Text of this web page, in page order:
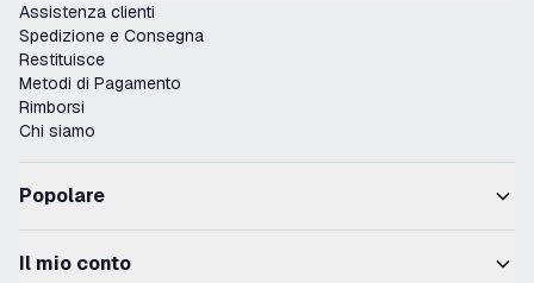
Assistenza clienti
Spedizione e Consegna
Restituisce
Metodi di Pagamento
Rimborsi
Chi siamo
Popolare
Il mio conto